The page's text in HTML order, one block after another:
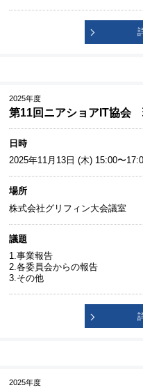
2025年度
第11回ニアショアIT協会
日時
2025年11月13日 (木) 15:00〜
場所
株式会社グリフィン大会議室
議題
1.事業報告
2.各委員会からの報告
3.その他
2025年度